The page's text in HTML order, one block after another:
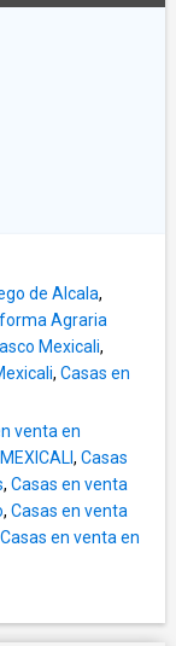
de Alcala,
Agraria
Mexicali,
, Casas en
venta en
, Casas
, Casas en venta
, Casas en venta
Casas en venta en